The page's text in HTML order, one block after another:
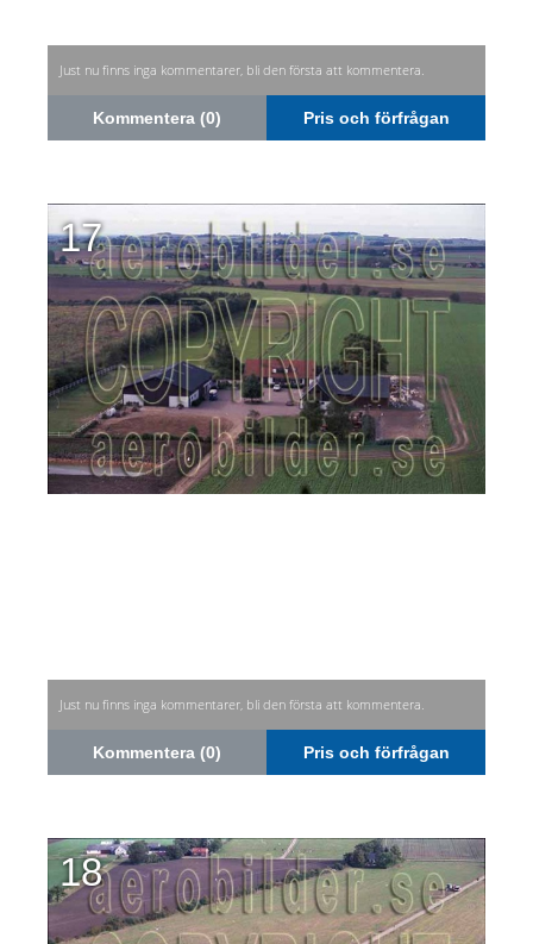
Just nu finns inga kommentarer, bli den första att kommentera.
Kommentera (0) Pris och förfrågan
17
Just nu finns inga kommentarer, bli den första att kommentera.
Kommentera (0) Pris och förfrågan
18